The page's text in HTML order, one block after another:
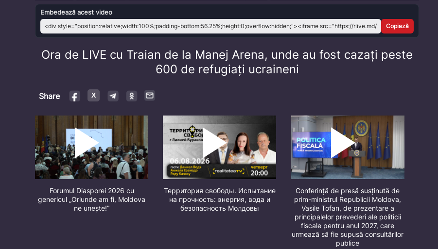
Embedează acest video
Copiază
Ora de LIVE cu Traian de la Manej Arena, unde au fost cazați peste
600 de refugiați ucraineni
Share
Forumul Diasporei 2026 cu
genericul „Oriunde am fi, Moldova
ne unește!”
Территория свободы. Испытание
на прочность: энергия, вода и
безопасность Молдовы
Conferință de presă susținută de
prim-ministrul Republicii Moldova,
Vasile Tofan, de prezentare a
principalelor prevederi ale politicii
fiscale pentru anul 2027, care
urmează să fie supusă consultărilor
publice